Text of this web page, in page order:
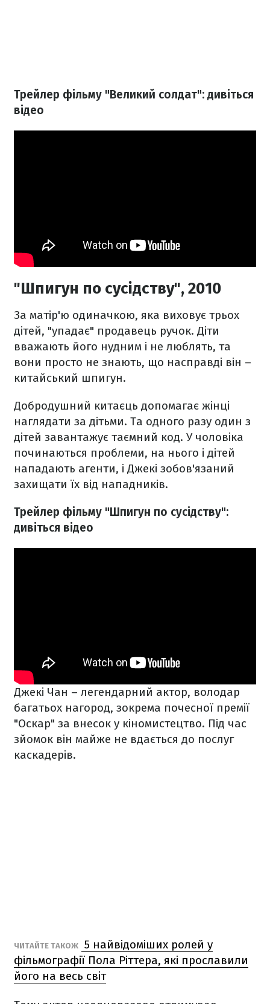
Трейлер фільму "Великий солдат": дивіться
відео
"Шпигун по сусідству", 2010
За матір'ю одиначкою, яка виховує трьох
дітей, "упадає" продавець ручок. Діти
вважають його нудним і не люблять, та
вони просто не знають, що насправді він –
китайський шпигун.
Добродушний китаєць допомагає жінці
наглядати за дітьми. Та одного разу один з
дітей завантажує таємний код. У чоловіка
починаються проблеми, на нього і дітей
нападають агенти, і Джекі зобов'язаний
захищати їх від нападників.
Трейлер фільму "Шпигун по сусідству":
дивіться відео
Джекі Чан – легендарний актор, володар
багатьох нагород, зокрема почесної премії
"Оскар" за внесок у кіномистецтво. Під час
зйомок він майже не вдається до послуг
каскадерів.
ЧИТАЙТЕ ТАКОЖ
5 найвідоміших ролей у
фільмографії Пола Ріттера, які прославили
його на весь світ